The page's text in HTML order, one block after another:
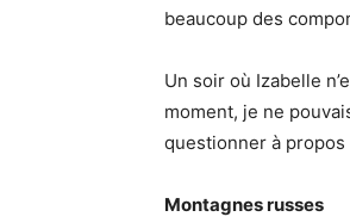
beaucoup des
Un soir où Izabelle
moment, je ne
questionner à propos
Montagnes russes